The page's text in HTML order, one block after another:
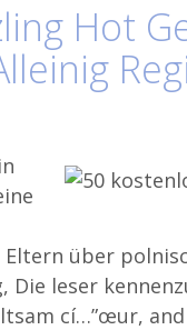
Hot
über
leser
cí…”œur,